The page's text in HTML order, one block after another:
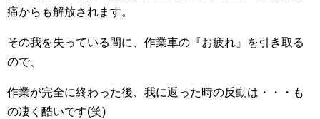
痛からも解放されます。
その我を失っている間に、作業車の『お疲れ』を引き取る
ので、
作業が完全に終わった後、我に返った時の反動は・・・も
の凄く酷いです(笑)